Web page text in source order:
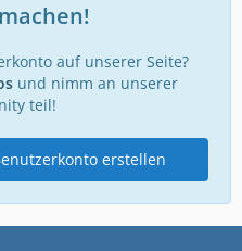
auf unserer Seite?
und nimm an unserer
teil!
erstellen